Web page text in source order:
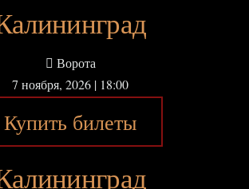
Ворота
7 ноября, 2026 | 18:00
Купить билеты